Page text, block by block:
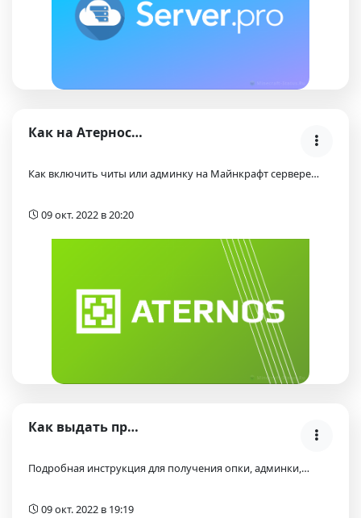
Как на Атернос сервере включить читы администратор…
Как включить читы или админку на Майнкрафт сервере…
09 окт. 2022 в 20:20
Как выдать права оператора на Майнкрафт сервере пр…
Подробная инструкция для получения опки, админки,…
09 окт. 2022 в 19:19